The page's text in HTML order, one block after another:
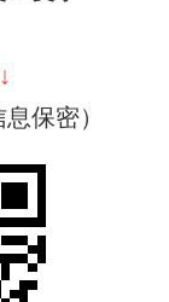
保密）